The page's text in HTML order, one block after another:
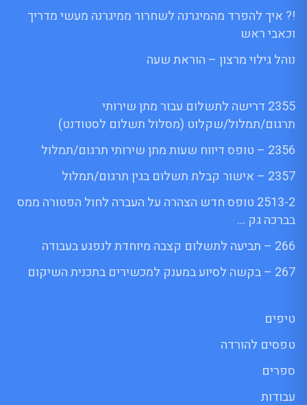
!? איך להפרד מהמיגרנה לשחרור ממיגרנה מעשי מדריך
וכאבי ראש
נוהל גילוי מרצון – הוראת שעה
2355 דרישה לתשלום עבור מתן שירותי
תרגום/תמלול/שקלוט (מסלול תשלום לסטודנט)
2356 – טופס דיווח שעות מתן שירותי תרגום/תמלול
2357 – אישור קבלת תשלום בגין תרגום/תמלול
2513-2 טופס חדש הצהרה על העברה לחול הפטורה ממס
בברכה גק …
266 – תביעה לתשלום קצבה מיוחדת לנפגע בעבודה
267 – בקשה לסיוע במענק למכשירים בתכנית השיקום
טיפים
טפסים להורדה
ספרים
עבודות